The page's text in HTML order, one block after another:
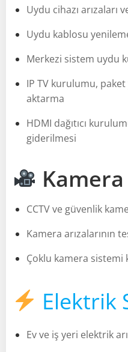
Uydu cihazı arızaları
Uydu kablosu
Merkezi sistem uydu
IP TV kurulumu,
aktarma
HDMI dağıtıcı
giderilmesi
CCTV ve güvenlik
Kamera arızalarının
Çoklu kamera sistemi
Elektrik
Ev ve iş yeri elektrik